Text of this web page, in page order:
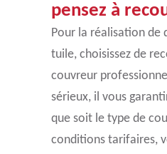
pensez à
Pour la réalisation de
tuile, choisissez de
couvreur
sérieux, il vous
que soit le type de
conditions tarifaires,